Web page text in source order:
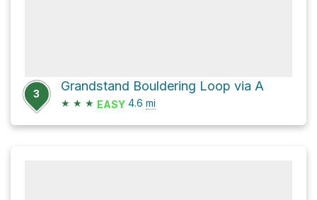
3
Grandstand Bouldering Loop via A
★ ★ ★ EASY 4.6 mi